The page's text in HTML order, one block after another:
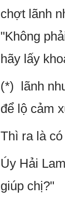
chợt lãnh
"Không
hãy lấy
(*) lãnh
để lộ cảm
Thì ra là
Úy Hải
giúp chị?"